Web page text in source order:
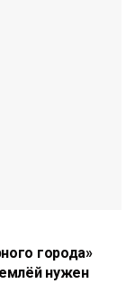
города»
нужен